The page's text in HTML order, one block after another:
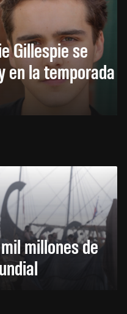
Gillespie se
en la temporada
millones de